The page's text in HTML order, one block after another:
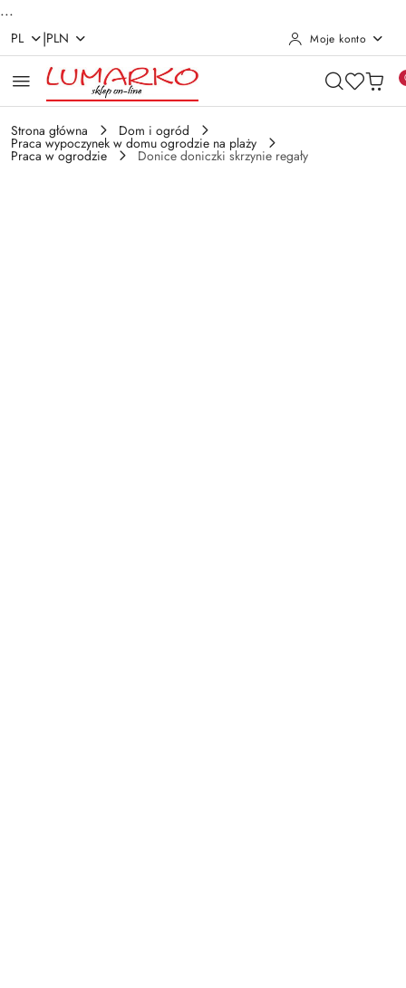
...
Przejdź do treści głównej
Przejdź do wyszukiwarki
Przejdź do moje konto
Przejdź do menu głównego
Przejdź do opisu produktu
Przejdź do stopki
PL |PLN Moje konto
Strona główna Dom i ogród
Praca wypoczynek w domu ogrodzie na plaży
Praca w ogrodzie Donice doniczki skrzynie regały